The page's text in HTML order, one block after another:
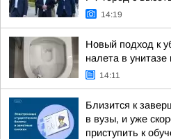
14:19
Новый подход к
налета в
14:11
Близится к
в вузы, и уже
приступить к